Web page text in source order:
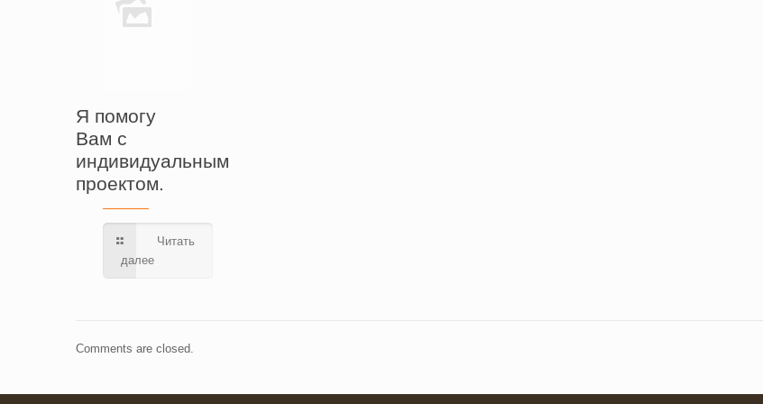
Я помогу
Вам с
индивидуальным
проектом.
Читать
далее
Comments are closed.